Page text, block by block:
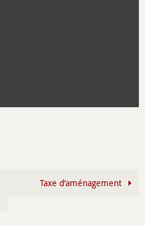
Taxe d’aménagement